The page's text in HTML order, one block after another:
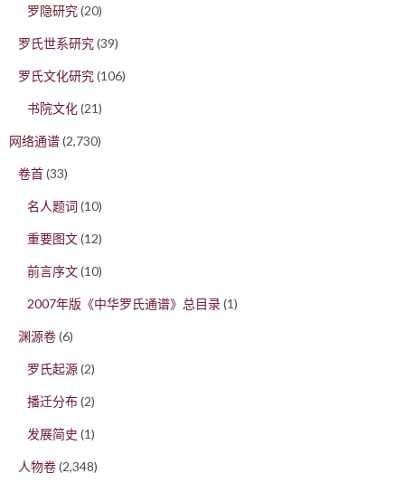
罗隐研究(20)
罗氏世系研究(39)
罗氏文化研究(106)
书院文化(21)
网络通谱(2,730)
卷首(33)
名人题词 (10)
重要图文(12)
前言序文(10)
2007年版《中华罗氏通谱》总目录(1)
渊源卷(6)
罗氏起源(2)
播迁分布(2)
发展简史 (1)
人物卷(2,348)